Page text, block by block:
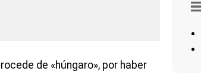
de «húngaro», por haber